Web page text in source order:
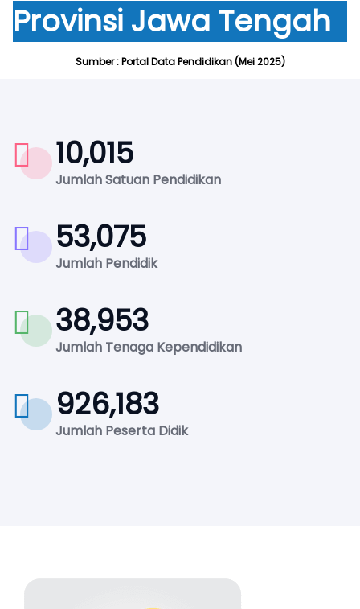
Provinsi Jawa Tengah
Sumber : Portal Data Pendidikan (Mei 2025)
10,015
Jumlah Satuan Pendidikan
53,075
Jumlah Pendidik
38,953
Jumlah Tenaga Kependidikan
926,183
Jumlah Peserta Didik